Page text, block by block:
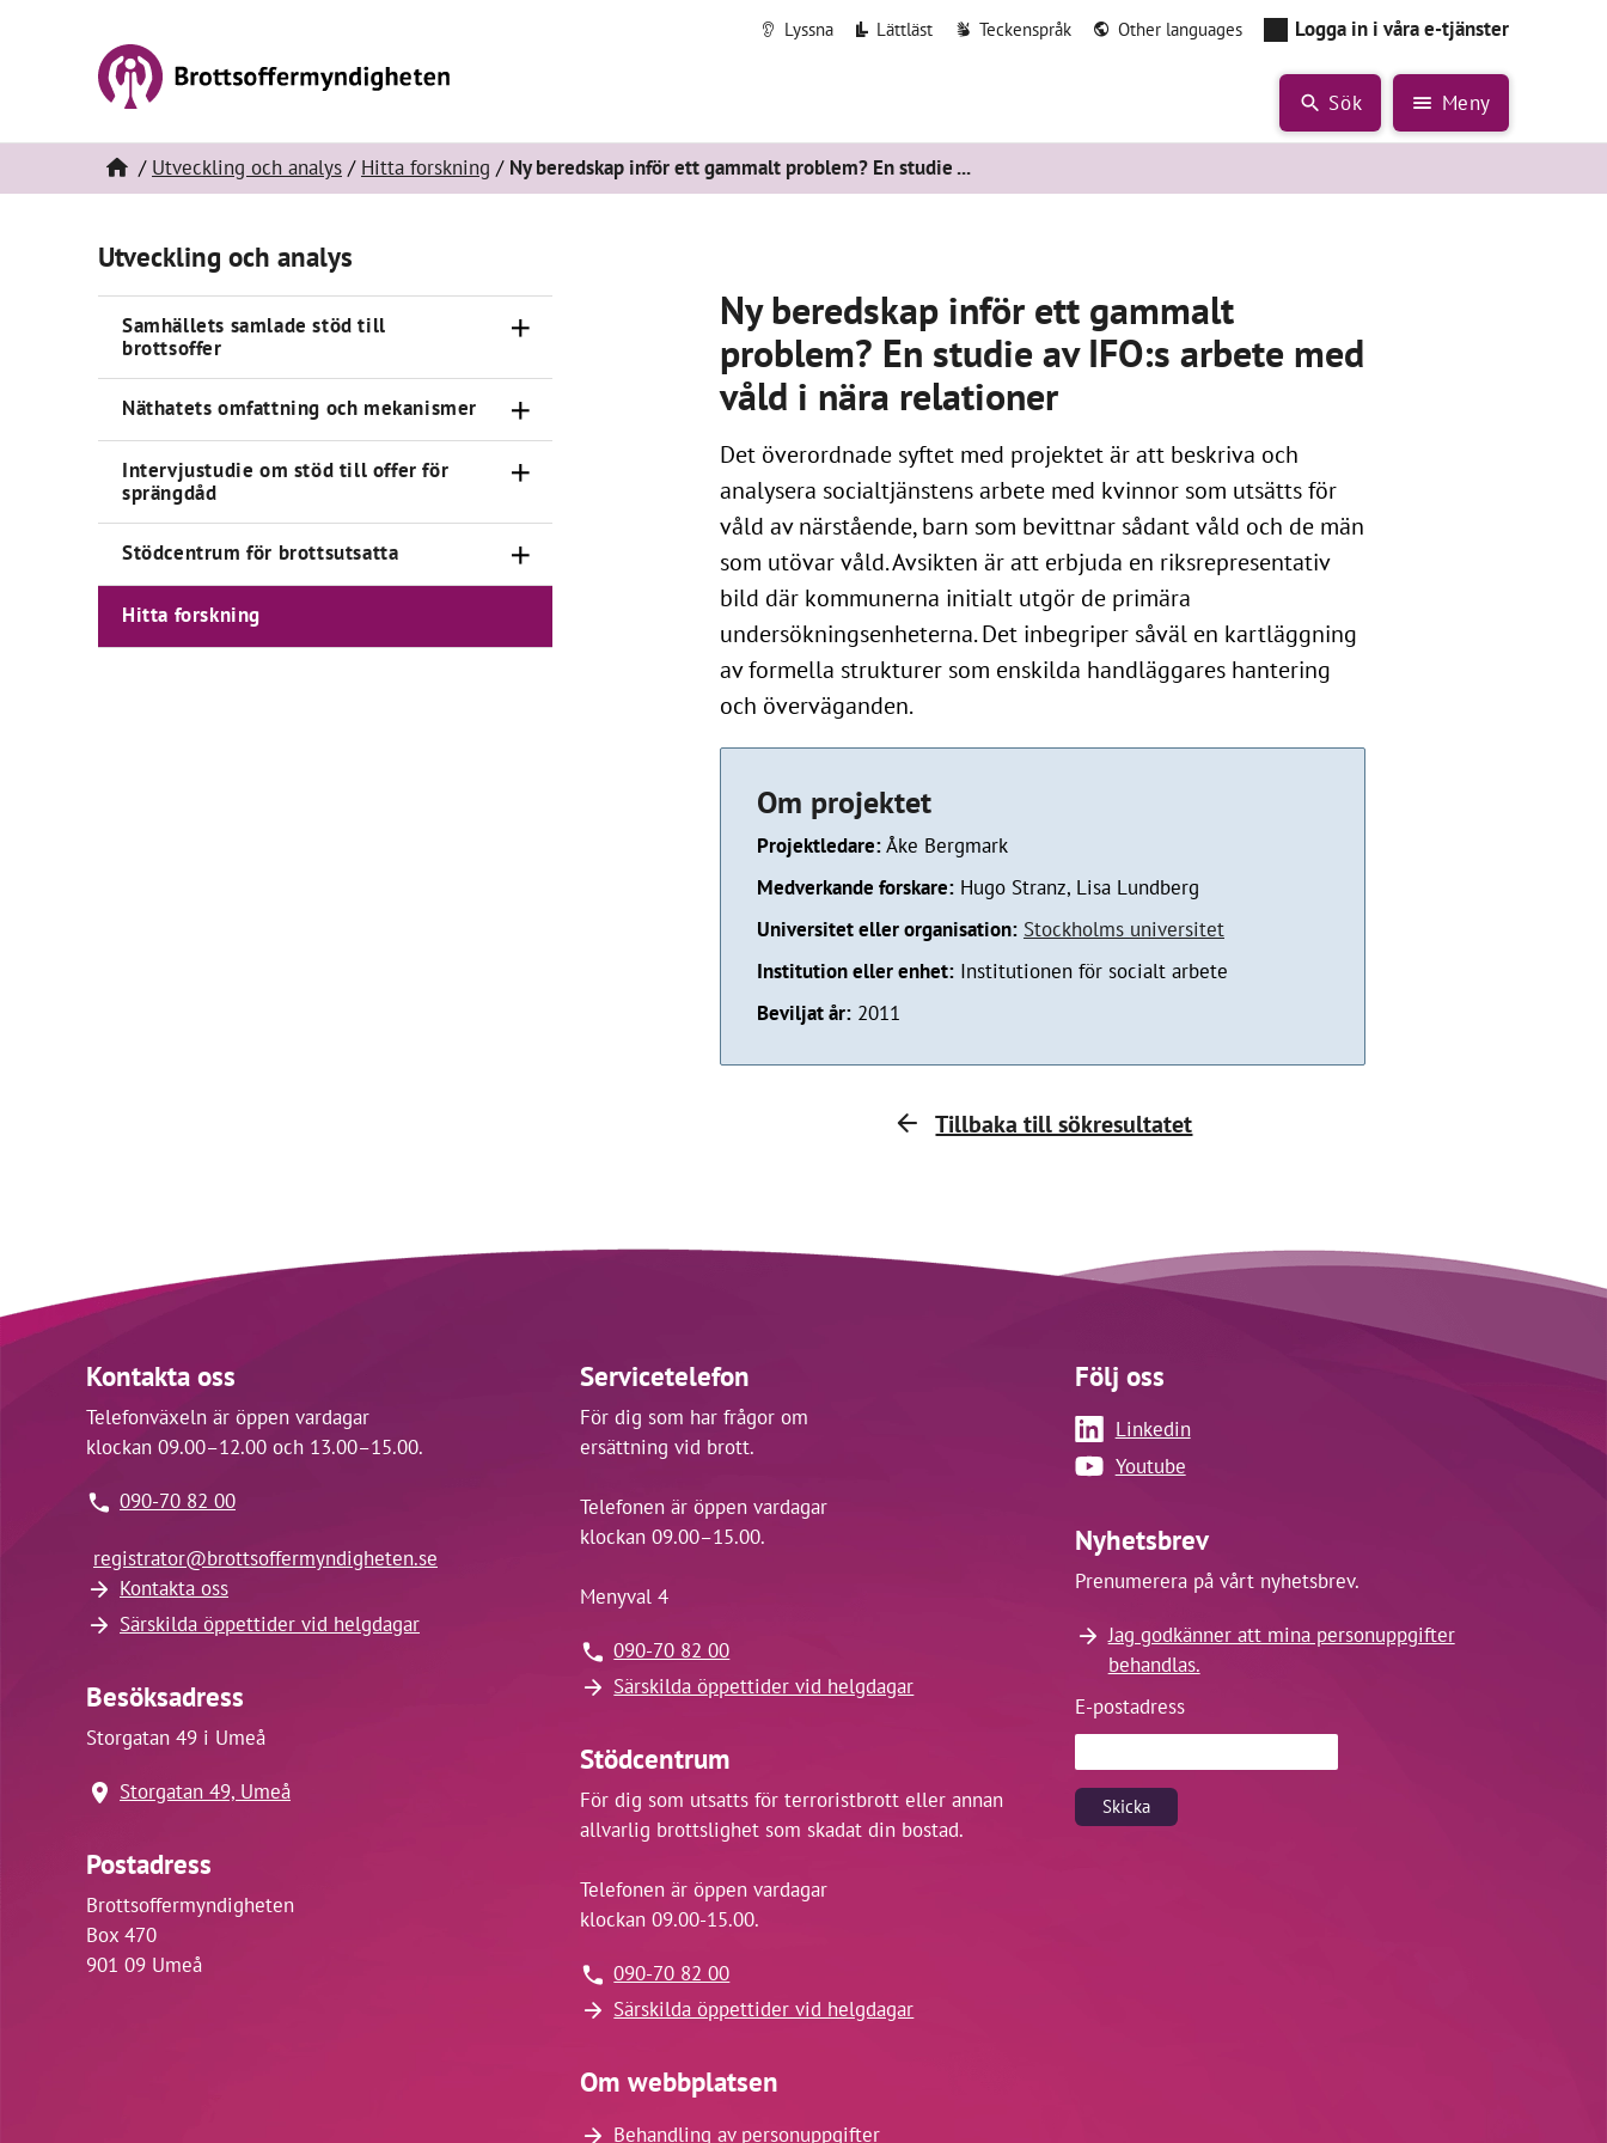
Lyssna Lättläst Teckenspråk Other languages Logga in i våra e-tjänster
Sök Meny
Utveckling och analys Hitta forskning Ny beredskap inför ett gammalt problem? En studie ...
Utveckling och analys
Samhällets samlade stöd till
brottsoffer
Näthatets omfattning och mekanismer
Intervjustudie om stöd till offer för
sprängdåd
Stödcentrum för brottsutsatta
Hitta forskning
Ny beredskap inför ett gammalt
problem? En studie av IFO:s arbete med
våld i nära relationer
Det överordnade syftet med projektet är att beskriva och
analysera socialtjänstens arbete med kvinnor som utsätts för
våld av närstående, barn som bevittnar sådant våld och de män
som utövar våld. Avsikten är att erbjuda en riksrepresentativ
bild där kommunerna initialt utgör de primära
undersökningsenheterna. Det inbegriper såväl en kartläggning
av formella strukturer som enskilda handläggares hantering
och överväganden.
Om projektet
Projektledare:Åke Bergmark
Medverkande forskare:Hugo Stranz, Lisa Lundberg
Universitet eller organisation: Stockholms universitet
Institution eller enhet:Institutionen för socialt arbete
Beviljat år: 2011
Tillbaka till sökresultatet
Kontakta oss
Telefonväxeln är öppen vardagar
klockan 09.00–12.00 och 13.00–15.00.
090-70 82 00
registrator@brottsoffermyndigheten.se
Kontakta oss
Särskilda öppettider vid helgdagar
Besöksadress
Storgatan 49 i Umeå
Storgatan 49, Umeå
Postadress
Brottsoffermyndigheten
Box 470
901 09 Umeå
Servicetelefon
För dig som har frågor om
ersättning vid brott.
Telefonen är öppen vardagar
klockan 09.00–15.00.
Menyval 4
090-70 82 00
Särskilda öppettider vid helgdagar
Stödcentrum
För dig som utsatts för terroristbrott eller annan
allvarlig brottslighet som skadat din bostad.
Telefonen är öppen vardagar
klockan 09.00-15.00.
090-70 82 00
Särskilda öppettider vid helgdagar
Om webbplatsen
Behandling av personuppgifter
Följ oss
Linkedin
Youtube
Nyhetsbrev
Prenumerera på vårt nyhetsbrev.
Jag godkänner att mina personuppgifter
behandlas.
E-postadress
Skicka